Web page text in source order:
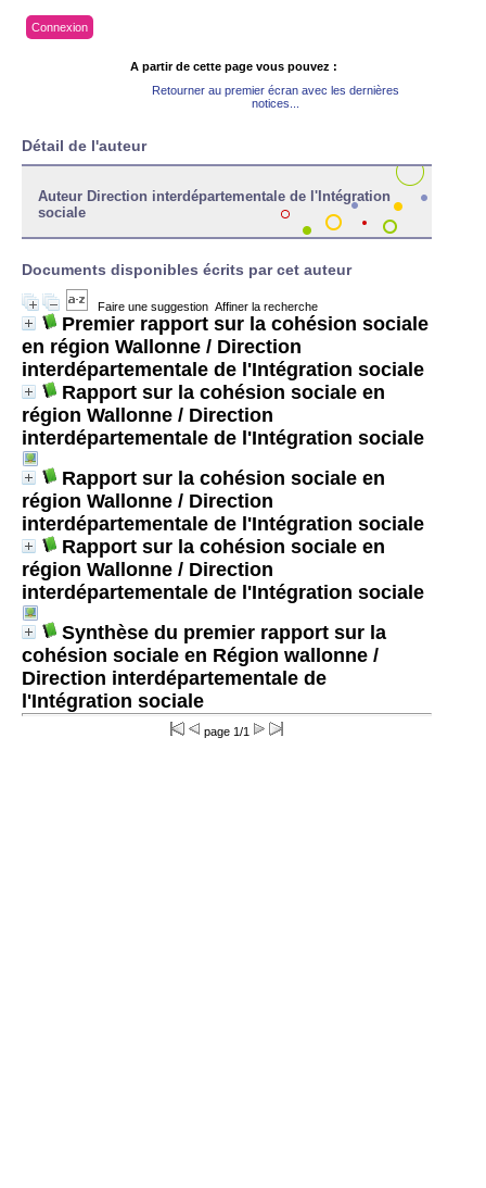
Connexion
A partir de cette page vous pouvez :
Retourner au premier écran avec les dernières
notices...
Détail de l'auteur
Auteur Direction interdépartementale de l'Intégration
sociale
Documents disponibles écrits par cet auteur
Faire une suggestion Affiner la recherche
Premier rapport sur la cohésion sociale
en région Wallonne / Direction
interdépartementale de l'Intégration sociale
Rapport sur la cohésion sociale en
région Wallonne / Direction
interdépartementale de l'Intégration sociale
Rapport sur la cohésion sociale en
région Wallonne / Direction
interdépartementale de l'Intégration sociale
Rapport sur la cohésion sociale en
région Wallonne / Direction
interdépartementale de l'Intégration sociale
Synthèse du premier rapport sur la
cohésion sociale en Région wallonne /
Direction interdépartementale de
l'Intégration sociale
page 1/1